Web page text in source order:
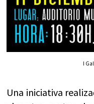
I
Una iniciativa